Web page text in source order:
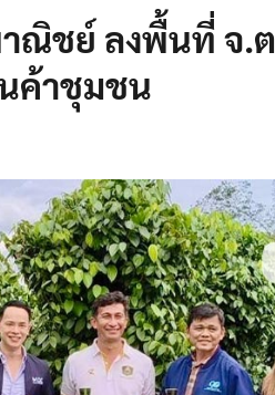
ณิชย์ ลงพื้นที่ จ.
ค้าชุมชน